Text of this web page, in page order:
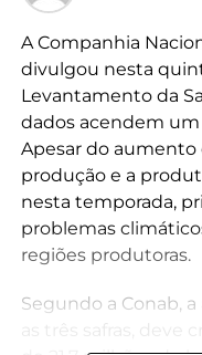
A Companhia
divulgou nesta
Levantamento da
dados acendem
Apesar do aumento
produção e a
nesta temporada,
problemas
regiões produtoras.
Segundo a Conab,